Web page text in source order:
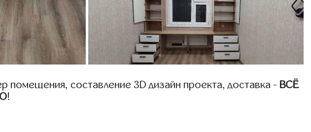
помещения, составление 3D дизайн проекта, доставка - ВСЁ
!